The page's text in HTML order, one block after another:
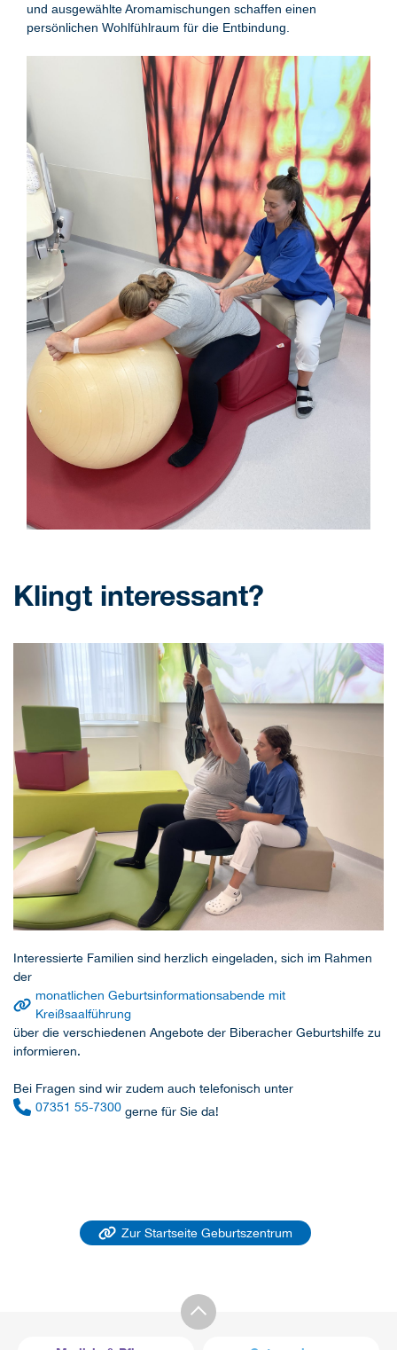
und ausgewählte Aromamischungen schaffen einen
persönlichen Wohlfühlraum für die Entbindung.
Klingt interessant?
Interessierte Familien sind herzlich eingeladen, sich im Rahmen
der
monatlichen Geburtsinformationsabende mit
Kreißsaalführung
über die verschiedenen Angebote der Biberacher Geburtshilfe zu
informieren.
Bei Fragen sind wir zudem auch telefonisch unter
07351 55-7300 gerne für Sie da!
Zur Startseite Geburtszentrum